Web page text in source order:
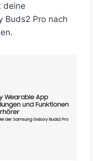
deine
Buds2 Pro nach